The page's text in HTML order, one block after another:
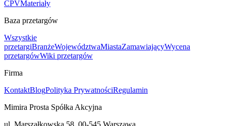
CPVMateriały
Baza przetargów
Wszystkie
przetargiBranżeWojewództwaMiastaZamawiającyWycena
przetargówWiki przetargów
Firma
KontaktBlogPolityka PrywatnościRegulamin
Mimira Prosta Spółka Akcyjna
ul. Marszałkowska 58, 00-545 Warszawa